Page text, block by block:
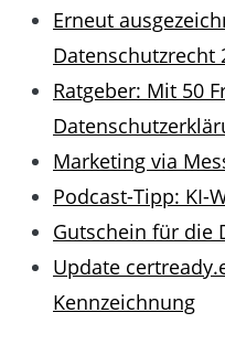
Erneut
Datenschutzrecht
Ratgeber: Mit 50
Marketing via
Podcast-Tipp: KI-
Gutschein für die
Update
Kennzeichnung